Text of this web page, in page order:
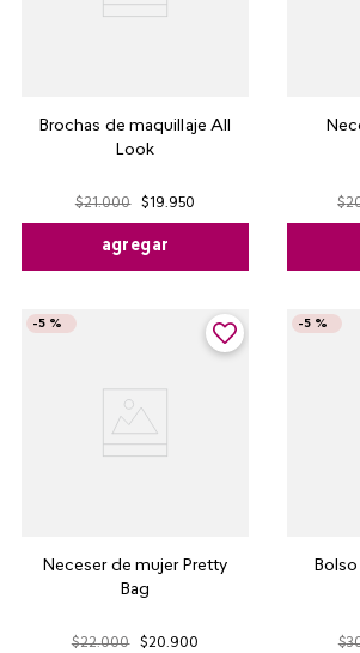
Brochas de maquillaje All
Look
$21.000 $ 19.950
agregar
$
Neceser de mujer Pretty
Bag
-5 %
$22.000 $20.900
-5 %
$